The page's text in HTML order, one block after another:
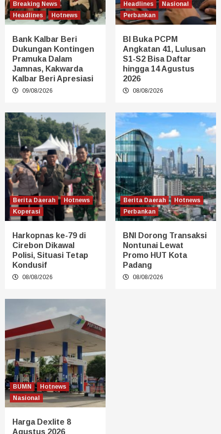
Breaking News
Headlines
Hotnews
Bank Kalbar Beri
Dukungan Kontingen
Pramuka Dalam
Jamnas, Kakwarda
Kalbar Beri Apresiasi
09/08/2026
Headlines
Nasional
Perbankan
BI Buka PCPM
Angkatan 41, Lulusan
S1-S2 Bisa Daftar
hingga 14 Agustus
2026
08/08/2026
Berita Daerah
Hotnews
Koperasi
Harkopnas ke-79 di
Cirebon Dikawal
Polisi, Situasi Tetap
Kondusif
08/08/2026
Berita Daerah
Hotnews
Perbankan
BNI Dorong Transaksi
Nontunai Lewat
Promo HUT Kota
Padang
08/08/2026
BUMN
Hotnews
Nasional
Harga Dexlite 8
Agustus 2026